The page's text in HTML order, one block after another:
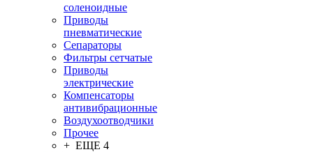
соленоидные
Приводы
пневматические
Сепараторы
Фильтры сетчатые
Приводы
электрические
Компенсаторы
антивибрационные
Воздухоотводчики
Прочее
+ ЕЩЕ 4